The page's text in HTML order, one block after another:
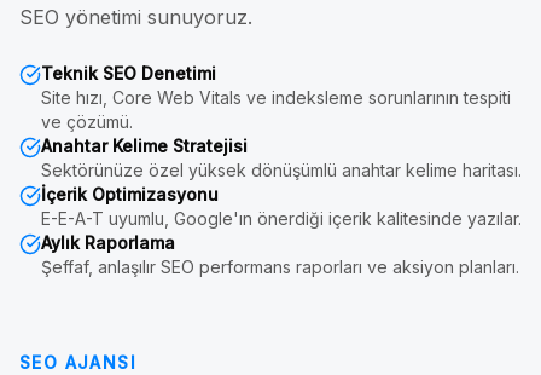
SEO yönetimi sunuyoruz.
Teknik SEO Denetimi
Site hızı, Core Web Vitals ve indeksleme sorunlarının tespiti
ve çözümü.
Anahtar Kelime Stratejisi
Sektörünüze özel yüksek dönüşümlü anahtar kelime haritası.
İçerik Optimizasyonu
E-E-A-T uyumlu, Google'ın önerdiği içerik kalitesinde yazılar.
Aylık Raporlama
Şeffaf, anlaşılır SEO performans raporları ve aksiyon planları.
SEO AJANSI